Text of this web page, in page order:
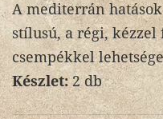
A mediterrán
stílusú, a régi, kézzel
csempékkel
Készlet:2 db